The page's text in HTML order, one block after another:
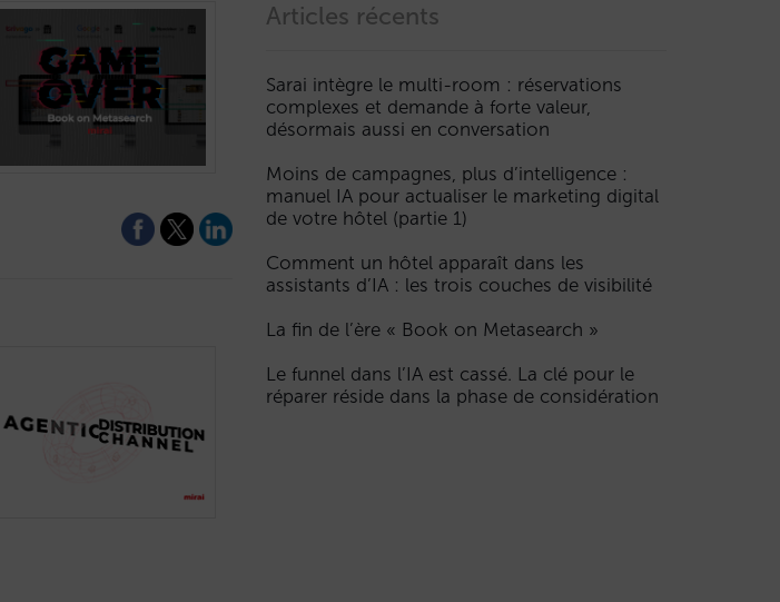
Articles récents
Sarai intègre le multi-room : réservations
complexes et demande à forte valeur,
désormais aussi en conversation
Moins de campagnes, plus d’intelligence :
manuel IA pour actualiser le marketing digital
de votre hôtel (partie 1)
Comment un hôtel apparaît dans les
assistants d’IA : les trois couches de visibilité
La fin de l’ère « Book on Metasearch »
Le funnel dans l’IA est cassé. La clé pour le
réparer réside dans la phase de considération